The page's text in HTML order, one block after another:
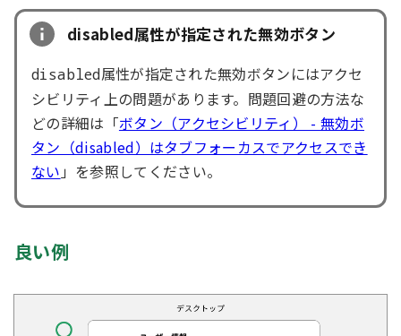
disabled属性が指定された無効ボタン
disabled属性が指定された無効ボタンにはアクセ
シビリティ上の問題があります。問題回避の方法な
どの詳細は「ボタン（アクセシビリティ） - 無効ボ
タン（disabled）はタブフォーカスでアクセスでき
ない 」を参照してください。
良い例